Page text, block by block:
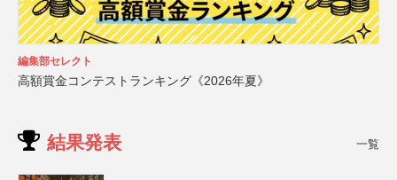
編集部セレクト
高額賞金コンテストランキング《2026年夏》
結果発表 一覧